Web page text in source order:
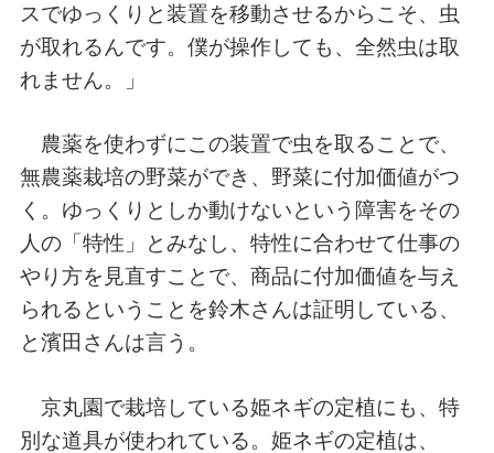
スでゆっくりと装置を移動させるからこそ、虫
が取れるんです。僕が操作しても、全然虫は取
れません。」
農薬を使わずにこの装置で虫を取ることで、
無農薬栽培の野菜ができ、野菜に付加価値がつ
く。ゆっくりとしか動けないという障害をその
人の「特性」とみなし、特性に合わせて仕事の
やり方を見直すことで、商品に付加価値を与え
られるということを鈴木さんは証明している、
と濱田さんは言う。
京丸園で栽培している姫ネギの定植にも、特
別な道具が使われている。姫ネギの定植は、